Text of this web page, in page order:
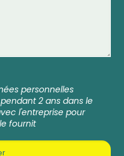
personnelles
2 ans dans le
l'entreprise pour
fournit